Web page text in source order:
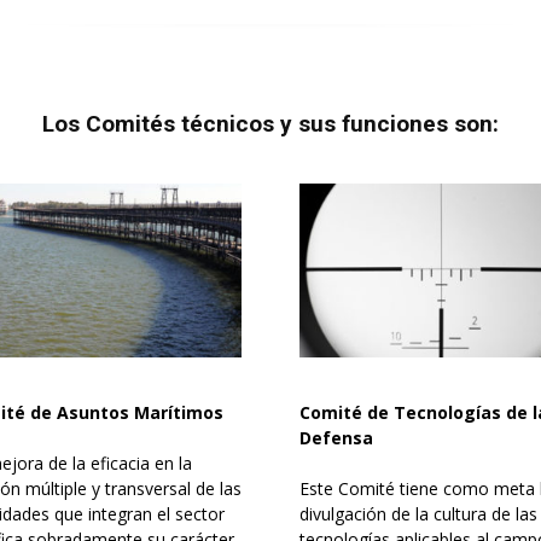
Los Comités técnicos y sus funciones son:
de Asuntos Marítimos
de la eficacia en la
múltiple y transversal de las
que integran el sector
Comité de Tecnologías de
Defensa
Este Comité tiene como meta
divulgación de la cultura de las